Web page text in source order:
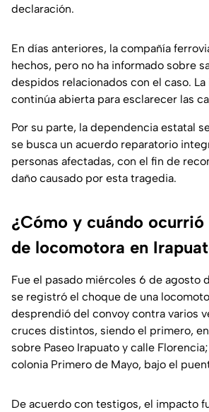
declaración.
En días anteriores, la compañía
hechos, pero no ha informado sobre
despidos relacionados con el caso.
continúa abierta para esclarecer las
Por su parte, la dependencia estatal
se busca un acuerdo reparatorio
personas afectadas, con el fin de
daño causado por esta tragedia.
¿Cómo y cuándo
de locomotora en
Fue el pasado miércoles 6 de agosto
se registró el choque de una
desprendió del convoy contra varios
cruces distintos, siendo el primero,
sobre Paseo Irapuato y calle
colonia Primero de Mayo, bajo el
De acuerdo con testigos, el impacto